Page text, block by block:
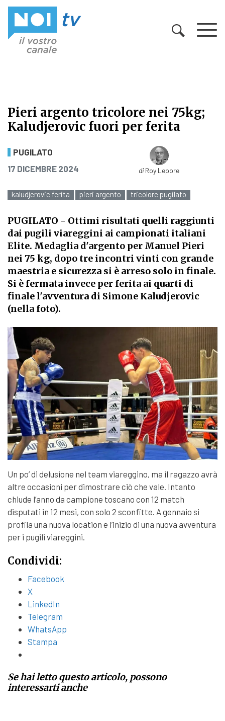
Pieri argento tricolore nei 75kg;
Kaludjerovic fuori per ferita
Pieri argento tricolore nei 75kg;
PUGILATO
PUBBLICATO IL
17 DICEMBRE 2024 diRoy Lepore
kaludjerovic ferita pieri argento tricolore pugilato
PUGILATO - Ottimi risultati quelli raggiunti
dai pugili viareggini ai campionati italiani
Elite. Medaglia d'argento per Manuel Pieri
nei 75 kg, dopo tre incontri vinti con grande
maestria e sicurezza si è arreso solo in finale.
Si è fermata invece per ferita ai quarti di
finale l'avventura di Simone Kaludjerovic
(nella foto).
Un po’ di delusione nel team viareggino, ma il ragazzo avrà
altre occasioni per dimostrare ciò che vale. Intanto
chiude l’anno da campione toscano con 12 match
disputati in 12 mesi, con solo 2 sconfitte. A gennaio si
profila una nuova location e l’inizio di una nuova avventura
per i pugili viareggini.
Condividi:
Facebook
X
LinkedIn
Telegram
WhatsApp
Stampa
Se hai letto questo articolo, possono
interessarti anche